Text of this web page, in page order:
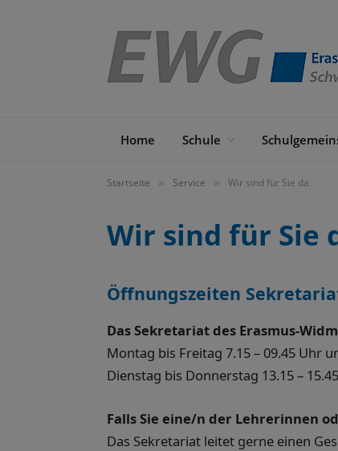
Home Schule
Startseite » Service » Wir sind für Sie da
Wir sind für Sie
Öffnungszeiten
Das Sekretariat des Erasmus-
Montag bis Freitag 7.15 – 09.45 Uhr
Dienstag bis Donnerstag 13.15 –
Falls Sie eine/n der Lehrerinnen
Das Sekretariat leitet gerne einen